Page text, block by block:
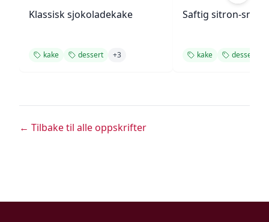
Klassisk sjokoladekake
kake dessert +3
Saftig sitron-
kake dessert
← Tilbake til alle oppskrifter